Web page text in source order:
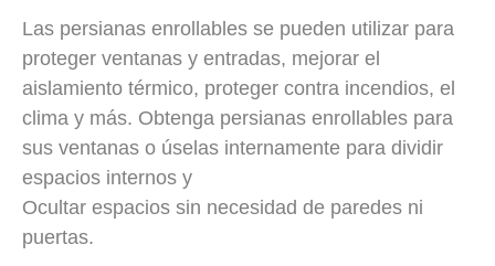
Las persianas enrollables se pueden utilizar para
proteger ventanas y entradas, mejorar el
aislamiento térmico, proteger contra incendios, el
clima y más. Obtenga persianas enrollables para
sus ventanas o úselas internamente para dividir
espacios internos y
Ocultar espacios sin necesidad de paredes ni
puertas.